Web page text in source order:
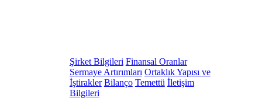
Şirket Bilgileri Finansal Oranlar
Sermaye Artırımları Ortaklık Yapısı ve
İştirakler Bilanço Temettü İletişim
Bilgileri